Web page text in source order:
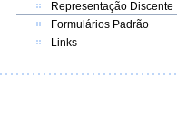
Representação Discente
Formulários Padrão
Links